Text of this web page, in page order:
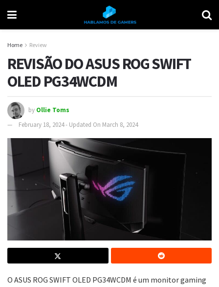
Home Review
REVISÃO DO ASUS ROG SWIFT
OLED PG34WCDM
by Ollie Toms
February 18, 2024 - Updated On March 8, 2024
O ASUS ROG SWIFT OLED PG34WCDM é um monitor gaming